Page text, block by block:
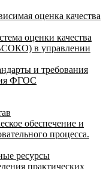
оценка качества
оценки качества
в управлении
и требования
ФГОС
обеспечение и
процесса.
ресурсы
практических